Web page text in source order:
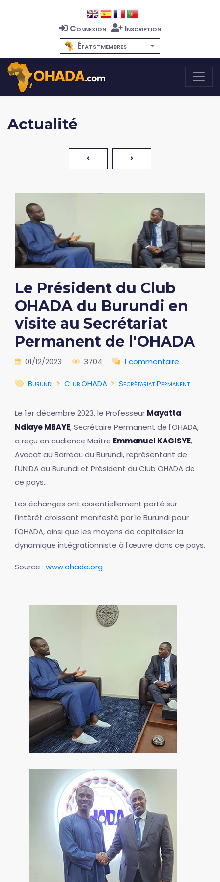
Connexion
Inscription
États-membres
Actualité
Le Président du Club
OHADA du Burundi en
visite au Secrétariat
Permanent de l'OHADA
01/12/2023 3704 1 commentaire
Burundi Club OHADA Secrétariat Permanent
Le 1er décembre 2023, le Professeur Mayatta
Ndiaye MBAYE, Secrétaire Permanent de l'OHADA,
a reçu en audience Maître Emmanuel KAGISYE,
Avocat au Barreau du Burundi, représentant de
l'UNIDA au Burundi et Président du Club OHADA de
ce pays.
Les échanges ont essentiellement porté sur
l'intérêt croissant manifesté par le Burundi pour
l'OHADA, ainsi que les moyens de capitaliser la
dynamique intégrationniste à l'œuvre dans ce pays.
Source : www.ohada.org